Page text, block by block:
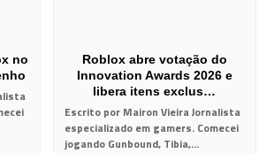
no
Roblox abre votação do
Innovation Awards 2026 e
libera itens exclus…
Escrito por Mairon Vieira Jornalista
especializado em gamers. Comecei
jogando Gunbound, Tibia,...